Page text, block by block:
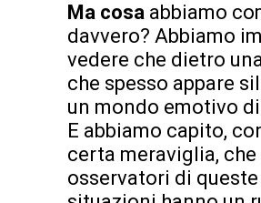
Ma cosa abbiamo
davvero? Abbiamo
vedere che dietro
che spesso appare
un mondo emotivo
E abbiamo capito,
certa meraviglia, che
osservatori di queste